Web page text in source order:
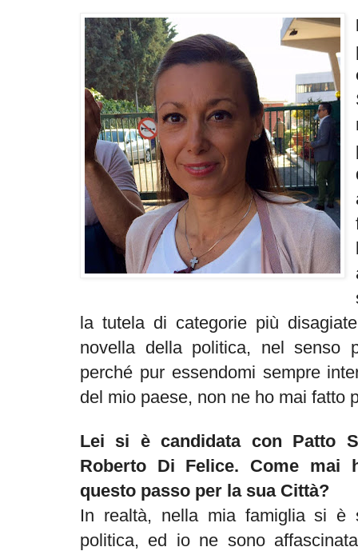
la tutela di categorie più
novella della politica, nel senso
perché pur essendomi sempre
del mio paese, non ne ho mai fatto
Lei si è candidata con Patto
Roberto Di Felice. Come mai
questo passo per la sua Città?
In realtà, nella mia famiglia si è
politica, ed io ne sono